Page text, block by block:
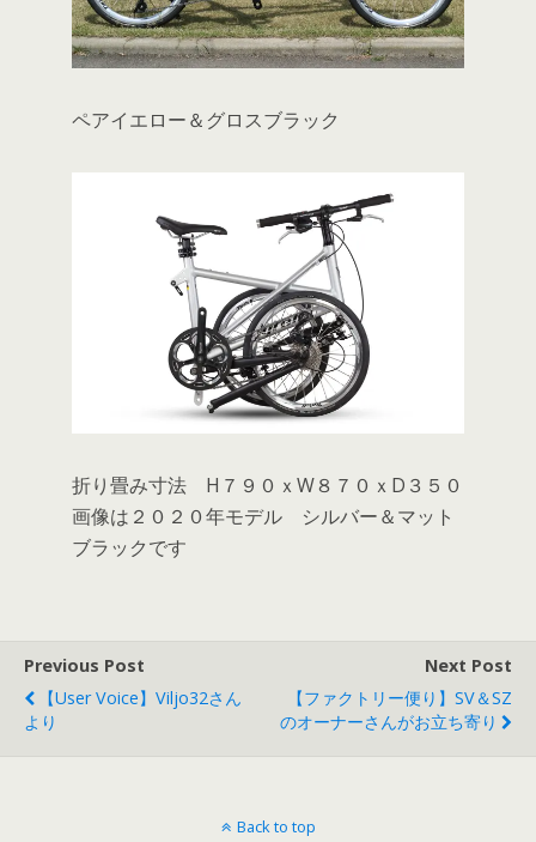
ペアイエロー＆グロスブラック
折り畳み寸法 H７９０ｘW８７０ｘD３５０
画像は２０２０年モデル シルバー＆マット
ブラックです
Previous Post
【User Voice】Viljo32さん
より
Next Post
【ファクトリー便り】SV＆SZ
のオーナーさんがお立ち寄り
Back to top